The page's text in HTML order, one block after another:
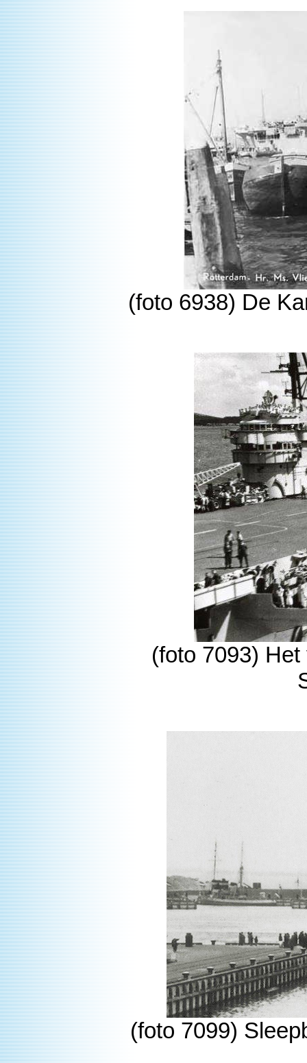
(foto 6938) De
(foto 7093)
(foto 7099)